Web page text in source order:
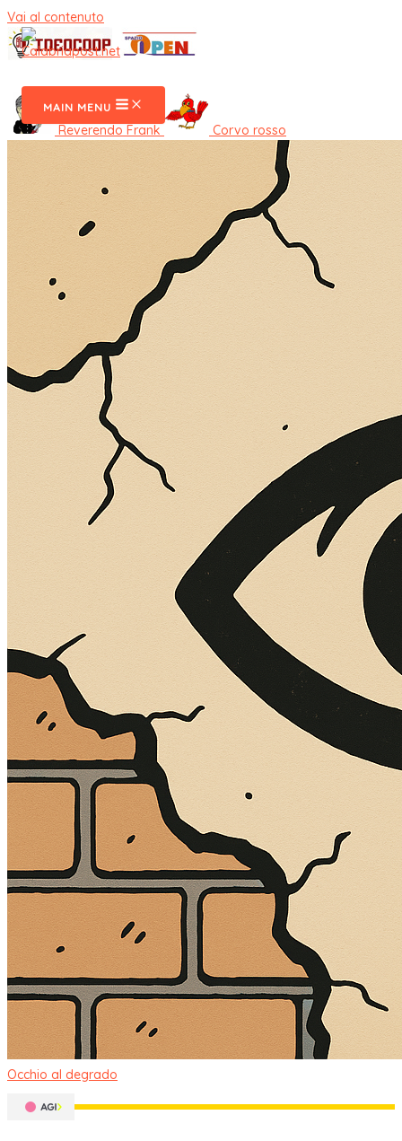
Vai al contenuto
MAIN MENU
Reverendo Frank Corvo rosso
Occhio al degrado